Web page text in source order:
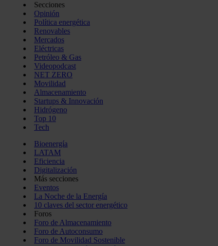
Secciones
Opinión
Política energética
Renovables
Mercados
Eléctricas
Petróleo & Gas
Videopodcast
NET ZERO
Movilidad
Almacenamiento
Startups & Innovación
Hidrógeno
Top 10
Tech
Bioenergía
LATAM
Eficiencia
Digitalización
Más secciones
Eventos
La Noche de la Energía
10 claves del sector energético
Foros
Foro de Almacenamiento
Foro de Autoconsumo
Foro de Movilidad Sostenible